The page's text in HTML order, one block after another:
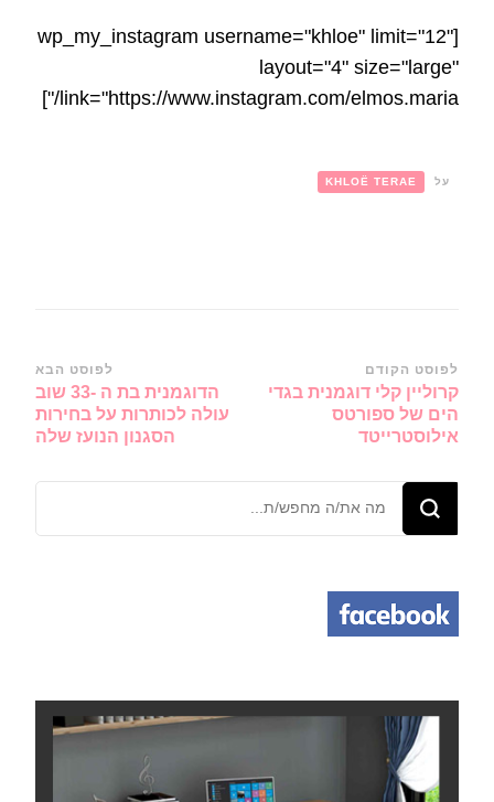
[wp_my_instagram username="khloe" limit="12"
layout="4" size="large"
link="https://www.instagram.com/elmos.maria/"]
על KHLOË TERAE
ניווט
ברשומות
לפוסט הקודם
קרוליין קלי דוגמנית בגדי
הים של ספורטס
אילוסטרייטד
לפוסט הבא
הדוגמנית בת ה -33 שוב
עולה לכותרות על בחירות
הסגנון הנועז שלה
מחפש/ת
משהו?